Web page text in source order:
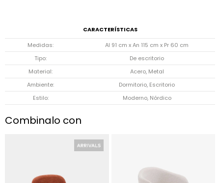
CARACTERÍSTICAS
Medidas
Al 91 cm x An 115 cm x Pr 60 cm
Tipo
De escritorio
Material
Acero, Metal
Ambiente
Dormitorio, Escritorio
Estilo
Moderno, Nórdico
Combinalo con